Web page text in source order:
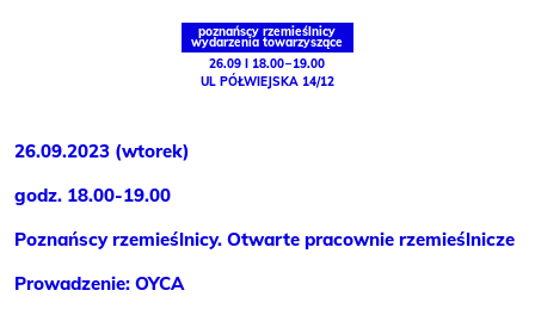
poznańscy rzemieślnicy
wydarzenia towarzyszące
26.09 I 18.00 – 19.00
UL PÓŁWIEJSKA 14/12
26.09.2023 (wtorek)
godz. 18.00-19.00
Poznańscy rzemieślnicy. Otwarte pracownie rzemieślnicze
Prowadzenie: OYCA